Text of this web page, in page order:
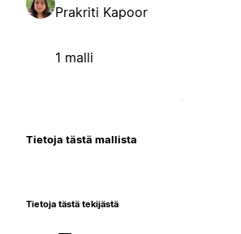
Prakriti Kapoor
1 malli
Tietoja tästä mallista
Tietoja tästä tekijästä